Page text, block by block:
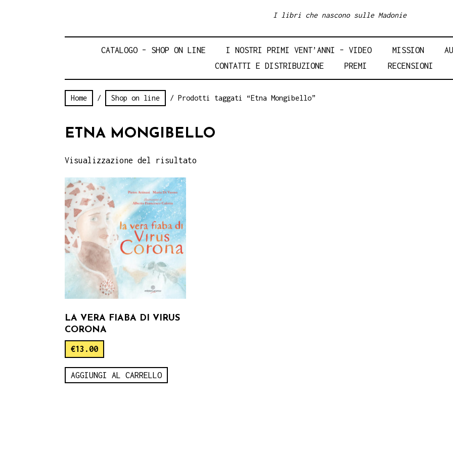
I libri che nascono sulle Madonie
CATALOGO – SHOP ON LINE I NOSTRI PRIMI VENT’ANNI – VIDEO MISSION
CONTATTI E DISTRIBUZIONE
PREMI RECENSIONI
Home / Shop on line / Prodotti taggati “Etna Mongibello”
ETNA MONGIBELLO
Visualizzazione del risultato
LA VERA FIABA DI VIRUS
CORONA
€13.00
AGGIUNGI AL CARRELLO